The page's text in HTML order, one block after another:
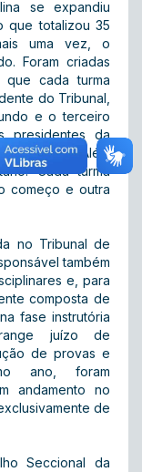
se expandiu
que totalizou 35
uma vez, o
Foram criadas
que cada turma
do Tribunal,
e o terceiro
presidentes da
turmas. Além
Cada turma
começo e outra
no Tribunal de
também
e, para
composta de
fase instrutória
juízo de
de provas e
ano, foram
andamento no
de
Seccional da